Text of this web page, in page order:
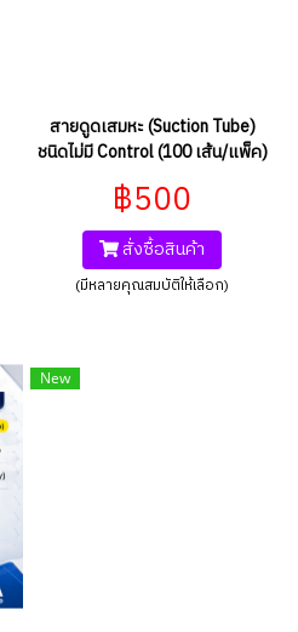
สายดูดเสมหะ (Suction Tube)
ชนิดไม่มี Control (100 เส้น/แพ็ค)
฿500
สั่งซื้อสินค้า
(มีหลายคุณสมบัติให้เลือก)
New